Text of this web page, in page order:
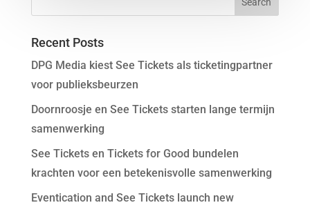
Recent Posts
DPG Media kiest See Tickets als ticketingpartner
voor publieksbeurzen
Doornroosje en See Tickets starten lange termijn
samenwerking
See Tickets en Tickets for Good bundelen
krachten voor een betekenisvolle samenwerking
Eventication and See Tickets launch new